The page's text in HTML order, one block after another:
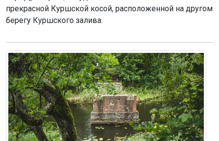
прекрасной Куршской косой, расположенной на другом
берегу Куршского залива.